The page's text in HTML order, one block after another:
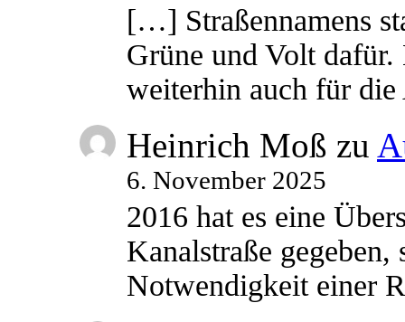
[…] Straßennamens
Grüne und Volt
weiterhin auch für
Heinrich Moß zu
6. November 2025
2016 hat es eine
Kanalstraße
Notwendigkeit einer